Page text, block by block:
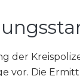
der
vor. Die